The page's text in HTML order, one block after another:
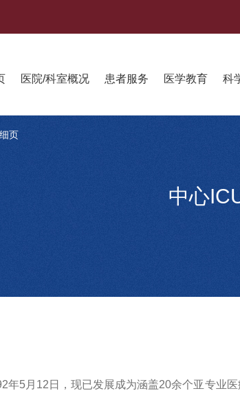
医院/科室概况 患者服务 医学教育 科
页
中心
年5月12日，现已发展成为涵盖20余个亚专业